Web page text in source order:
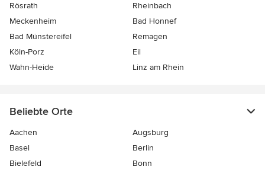
Rösrath
Rheinbach
Meckenheim
Bad Honnef
Bad Münstereifel
Remagen
Köln-Porz
Eil
Wahn-Heide
Linz am Rhein
Beliebte Orte
Aachen
Augsburg
Basel
Berlin
Bielefeld
Bonn